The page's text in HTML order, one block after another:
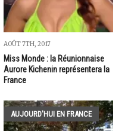
AOÛT 7TH, 2017
Miss Monde : la Réunionnaise
Aurore Kichenin représentera la
France
AUJOURD'HUI EN FRANCE